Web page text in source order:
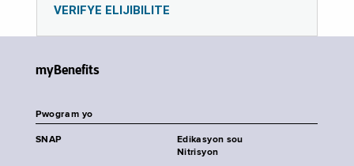
VERIFYE ELIJIBILITE
myBenefits
Pwogram yo
SNAP
Edikasyon sou
Nitrisyon